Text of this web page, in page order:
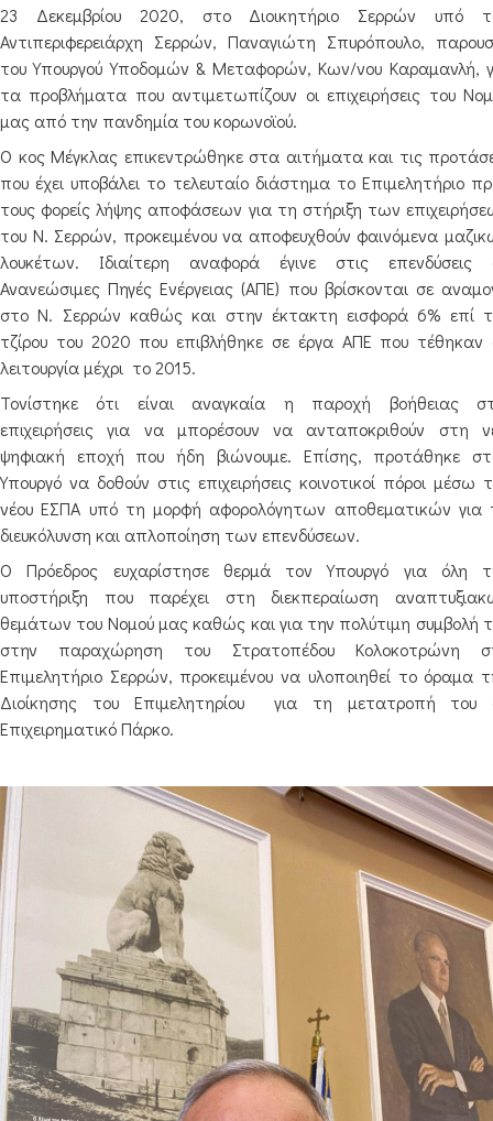
23 Δεκεμβρίου 2020, στο Διοικητήριο Σερρών υπό
Αντιπεριφερειάρχη Σερρών, Παναγιώτη Σπυρόπουλο,
του Υπουργού Υποδομών & Μεταφορών, Κων/νου Καραμανλή,
τα προβλήματα που αντιμετωπίζουν οι επιχειρήσεις του
μας από την πανδημία του κορωνοϊού.
Ο κος Μέγκλας επικεντρώθηκε στα αιτήματα και τις
που έχει υποβάλει το τελευταίο διάστημα το Επιμελητήριο
τους φορείς λήψης αποφάσεων για τη στήριξη των
του Ν. Σερρών, προκειμένου να αποφευχθούν φαινόμενα
λουκέτων. Ιδιαίτερη αναφορά έγινε στις επενδύσεις
Ανανεώσιμες Πηγές Ενέργειας (ΑΠΕ) που βρίσκονται σε
στο Ν. Σερρών καθώς και στην έκτακτη εισφορά 6% επί
τζίρου του 2020 που επιβλήθηκε σε έργα ΑΠΕ που τέθηκαν
λειτουργία μέχρι το 2015.
Τονίστηκε ότι είναι αναγκαία η παροχή βοήθειας
επιχειρήσεις για να μπορέσουν να ανταποκριθούν στη
ψηφιακή εποχή που ήδη βιώνουμε. Επίσης, προτάθηκε
Υπουργό να δοθούν στις επιχειρήσεις κοινοτικοί πόροι μέσω
νέου ΕΣΠΑ υπό τη μορφή αφορολόγητων αποθεματικών για
διευκόλυνση και απλοποίηση των επενδύσεων.
Ο Πρόεδρος ευχαρίστησε θερμά τον Υπουργό για όλη
υποστήριξη που παρέχει στη διεκπεραίωση
θεμάτων του Νομού μας καθώς και για την πολύτιμη συμβολή
στην παραχώρηση του Στρατοπέδου Κολοκοτρώνη
Επιμελητήριο Σερρών, προκειμένου να υλοποιηθεί το όραμα
Διοίκησης του Επιμελητηρίου
για τη μετατροπή του
Επιχειρηματικό Πάρκο.